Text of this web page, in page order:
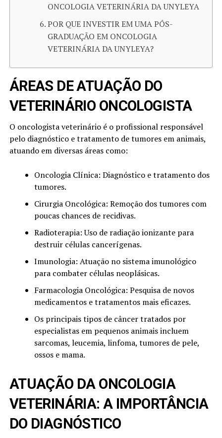
ONCOLOGIA VETERINÁRIA DA UNYLEYA
POR QUE INVESTIR EM UMA PÓS-
GRADUAÇÃO EM ONCOLOGIA
VETERINÁRIA DA UNYLEYA?
ÁREAS DE ATUAÇÃO DO
VETERINÁRIO ONCOLOGISTA
O oncologista veterinário é o profissional responsável
pelo diagnóstico e tratamento de tumores em animais,
atuando em diversas áreas como:
Oncologia Clínica: Diagnóstico e tratamento dos
tumores.
Cirurgia Oncológica: Remoção dos tumores com
poucas chances de recidivas.
Radioterapia: Uso de radiação ionizante para
destruir células cancerígenas.
Imunologia: Atuação no sistema imunológico
para combater células neoplásicas.
Farmacologia Oncológica: Pesquisa de novos
medicamentos e tratamentos mais eficazes.
Os principais tipos de câncer tratados por
especialistas em pequenos animais incluem
sarcomas, leucemia, linfoma, tumores de pele,
ossos e mama.
ATUAÇÃO DA ONCOLOGIA
VETERINÁRIA: A IMPORTÂNCIA
DO DIAGNÓSTICO